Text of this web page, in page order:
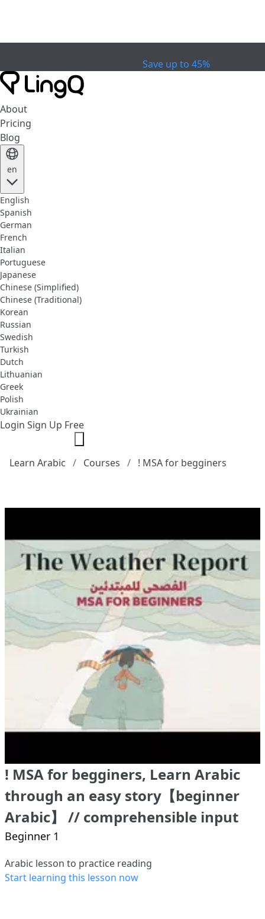
Save up to 45%
About
Pricing
Blog
en
English
Spanish
German
French
Italian
Portuguese
Japanese
Chinese (Simplified)
Chinese (Traditional)
Korean
Russian
Swedish
Turkish
Dutch
Lithuanian
Greek
Polish
Ukrainian
Login Sign Up Free
Learn Arabic Courses ! MSA for begginers
! MSA for begginers, Learn Arabic
through an easy story【beginner
Arabic】 // comprehensible input
Beginner 1
Arabic lesson to practice reading
Start learning this lesson now